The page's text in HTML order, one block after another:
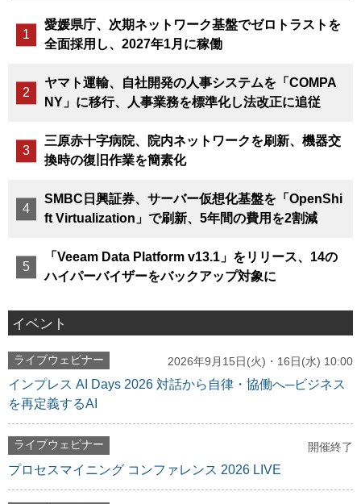
愛媛県庁、次期ネットワーク基盤でゼロトラストを
全面採用し、2027年1月に稼働
ヤマト運輸、自社開発の人事システムを「COMPA
NY」に移行、人事業務を標準化し法改正に追従
三原赤十字病院、院内ネットワークを刷新、機器交
換時の復旧作業を簡素化
SMBC日興証券、サーバー仮想化基盤を「OpenShi
ft Virtualization」で刷新、5年間の費用を2割減
「Veeam Data Platform v13.1」をリリース、14の
ハイパーバイザーをバックアップ対象に
イベント
ライブウェビナー 2026年9月15日(火)・16日(水) 10:00
インプレス AI Days 2026 対話から自律・協働へ─ビジネス
を再定義するAI
ライブウェビナー 開催終了
プロセスマイニング コンファレンス 2026 LIVE